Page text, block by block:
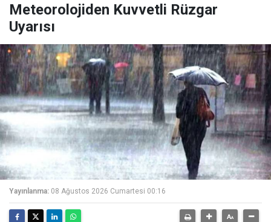
Meteorolojiden Kuvvetli Rüzgar
Uyarısı
Yayınlanma: 08 Ağustos 2026 Cumartesi 00:16